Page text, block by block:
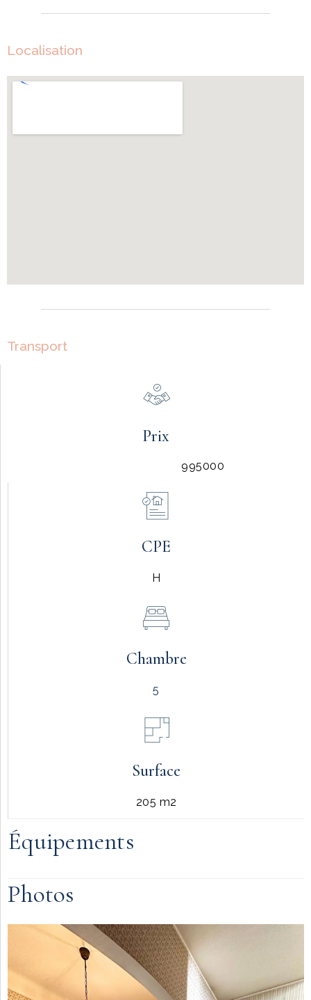
Localisation
Transport
Prix
995000
CPE
H
Chambre
5
Surface
205 m2
Équipements
Photos